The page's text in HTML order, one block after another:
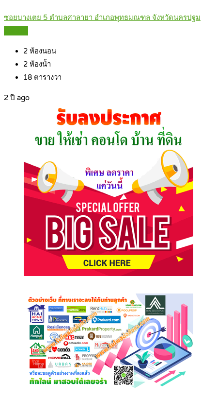
ซอยบางเตย 5 ตำบลศาลายา อำเภอพุทธมณฑล จังหวัดนครปฐม
2 ห้องนอน
2 ห้องน้ำ
18 ตารางวา
2 ปี ago